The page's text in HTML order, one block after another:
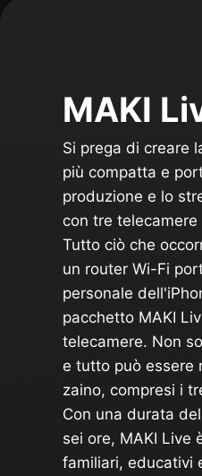
MAKI
Si prega di creare
più compatta e
produzione e lo
con tre telecamere
Tutto ciò che
un router Wi-Fi
personale
pacchetto MAKI
telecamere. Non
e tutto può essere
zaino, compresi i
Con una durata
sei ore, MAKI Live
familiari, educativi